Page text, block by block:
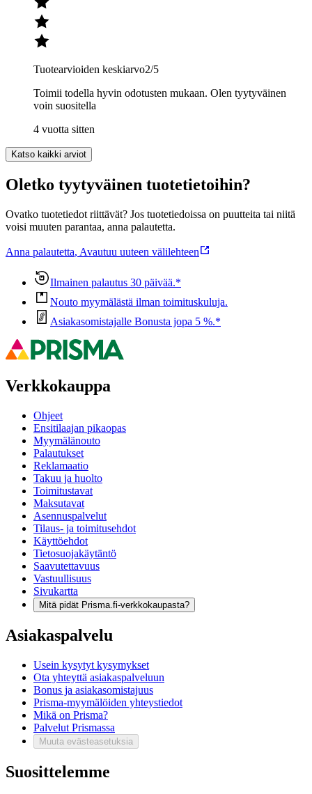
Tuotearvioiden keskiarvo2/5
Toimii todella hyvin odotusten mukaan. Olen tyytyväinen
voin suositella
4 vuotta sitten
Katso kaikki arviot
Oletko tyytyväinen tuotetietoihin?
Ovatko tuotetiedot riittävät? Jos tuotetiedoissa on puutteita tai niitä
voisi muuten parantaa, anna palautetta.
Anna palautetta, Avautuu uuteen välilehteen
Ilmainen palautus 30 päivää.*
Nouto myymälästä ilman toimituskuluja.
Asiakasomistajalle Bonusta jopa 5 %.*
Verkkokauppa
Ohjeet
Ensitilaajan pikaopas
Myymälänouto
Palautukset
Reklamaatio
Takuu ja huolto
Toimitustavat
Maksutavat
Asennuspalvelut
Tilaus- ja toimitusehdot
Käyttöehdot
Tietosuojakäytäntö
Saavutettavuus
Vastuullisuus
Sivukartta
Mitä pidät Prisma.fi-verkkokaupasta?
Asiakaspalvelu
Usein kysytyt kysymykset
Ota yhteyttä asiakaspalveluun
Bonus ja asiakasomistajuus
Prisma-myymälöiden yhteystiedot
Mikä on Prisma?
Palvelut Prismassa
Muuta evästeasetuksia
Suosittelemme